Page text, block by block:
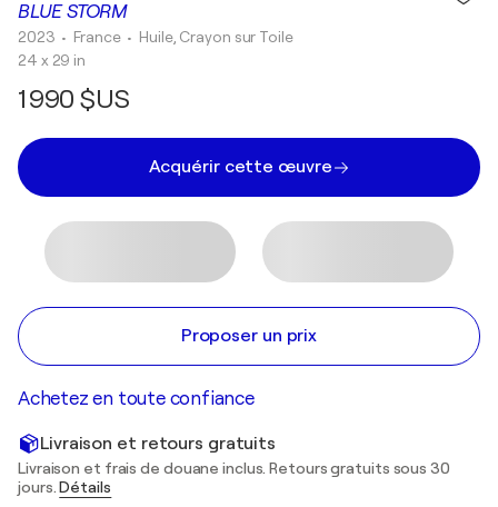
BLUE STORM
2023 • France • Huile, Crayon sur Toile
24 x 29 in
1 990 $US
Acquérir cette œuvre
Proposer un prix
Achetez en toute confiance
Livraison et retours gratuits
Livraison et frais de douane inclus. Retours gratuits sous 30
jours.Détails